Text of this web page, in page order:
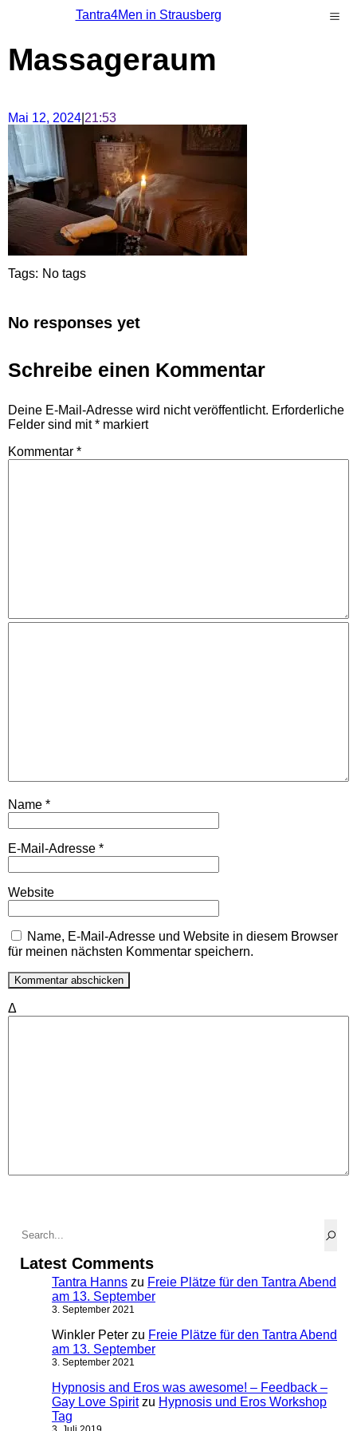
Tantra4Men in Strausberg
Massageraum
Mai 12, 2024 21:53
Tags: No tags
No responses yet
Schreibe einen Kommentar
Deine E-Mail-Adresse wird nicht veröffentlicht. Erforderliche
Felder sind mit* markiert
Kommentar *
Name *
E-Mail-Adresse *
Website
Name, E-Mail-Adresse und Website in diesem Browser
für meinen nächsten Kommentar speichern.
Δ
Latest Comments
Tantra Hanns zu Freie Plätze für den Tantra Abend
am 13. September
3. September 2021
Winkler Peter zu Freie Plätze für den Tantra Abend
am 13. September
3. September 2021
Hypnosis and Eros was awesome! – Feedback –
Gay Love Spiritzu Hypnosis und Eros Workshop
Tag